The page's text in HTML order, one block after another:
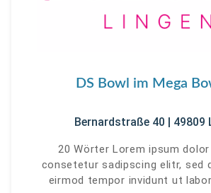
DS Bowl im Mega
Bernardstraße 40 | 49809
20 Wörter Lorem ipsum
consetetur sadipscing elitr, sed
eirmod tempor invidunt ut